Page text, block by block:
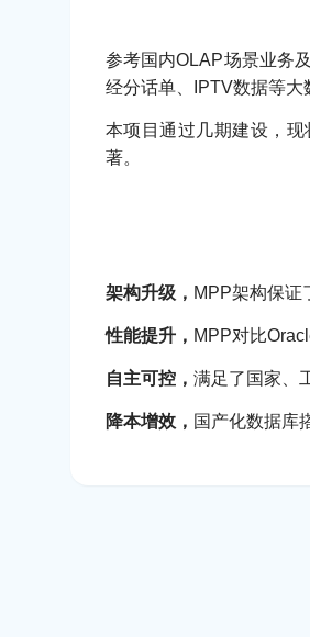
参考国内OLAP场景业务
经分话单、IPTV数据等大
本项目通过几期建设，
著。
架构升级， MPP架构保证
性能提升， MPP对比
自主可控， 满足了国家、
降本增效， 国产化数据库